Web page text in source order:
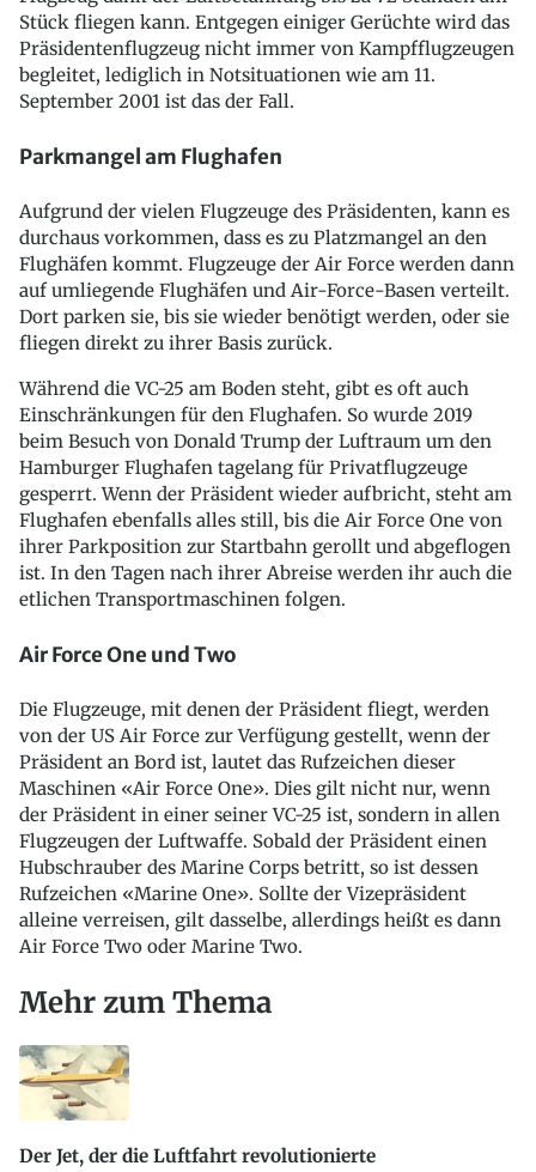
Stück fliegen kann. Entgegen einiger Gerüchte wird das
Präsidentenflugzeug nicht immer von Kampfflugzeugen
begleitet, lediglich in Notsituationen wie am 11.
September 2001 ist das der Fall.
Parkmangel am Flughafen
Aufgrund der vielen Flugzeuge des Präsidenten, kann es
durchaus vorkommen, dass es zu Platzmangel an den
Flughäfen kommt. Flugzeuge der Air Force werden dann
auf umliegende Flughäfen und Air-Force-Basen verteilt.
Dort parken sie, bis sie wieder benötigt werden, oder sie
fliegen direkt zu ihrer Basis zurück.
Während die VC-25 am Boden steht, gibt es oft auch
Einschränkungen für den Flughafen. So wurde 2019
beim Besuch von Donald Trump der Luftraum um den
Hamburger Flughafen tagelang für Privatflugzeuge
gesperrt. Wenn der Präsident wieder aufbricht, steht am
Flughafen ebenfalls alles still, bis die Air Force One von
ihrer Parkposition zur Startbahn gerollt und abgeflogen
ist. In den Tagen nach ihrer Abreise werden ihr auch die
etlichen Transportmaschinen folgen.
Air Force One und Two
Die Flugzeuge, mit denen der Präsident fliegt, werden
von der US Air Force zur Verfügung gestellt, wenn der
Präsident an Bord ist, lautet das Rufzeichen dieser
Maschinen «Air Force One». Dies gilt nicht nur, wenn
der Präsident in einer seiner VC-25 ist, sondern in allen
Flugzeugen der Luftwaffe. Sobald der Präsident einen
Hubschrauber des Marine Corps betritt, so ist dessen
Rufzeichen «Marine One». Sollte der Vizepräsident
alleine verreisen, gilt dasselbe, allerdings heißt es dann
Air Force Two oder Marine Two.
Mehr zum Thema
Der Jet, der die Luftfahrt revolutionierte